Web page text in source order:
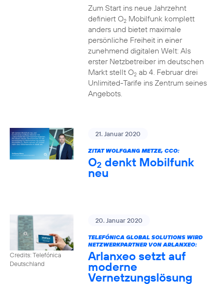
Zum Start ins neue Jahrzehnt
definiert O2Mobilfunk komplett
anders und bietet maximale
persönliche Freiheit in einer
zunehmend digitalen Welt: Als
erster Netzbetreiber im deutschen
Markt stellt O2ab 4. Februar drei
Unlimited-Tarife ins Zentrum seines
Angebots.
21. Januar 2020
ZITAT WOLFGANG METZE, CCO:
O2 denkt Mobilfunk
neu
Credits: Telefónica
Deutschland
20. Januar 2020
TELEFÓNICA GLOBAL SOLUTIONS WIRD
NETZWERKPARTNER VON ARLANXEO:
Arlanxeo setzt auf
moderne
Vernetzungslösung